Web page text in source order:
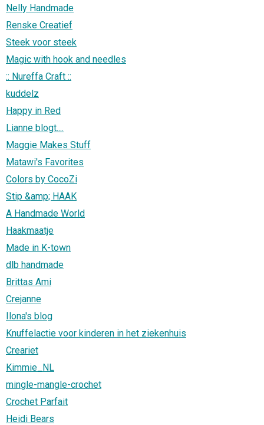
Nelly Handmade
Renske Creatief
Steek voor steek
Magic with hook and needles
:: Nureffa Craft ::
kuddelz
Happy in Red
Lianne blogt....
Maggie Makes Stuff
Matawi's Favorites
Colors by CocoZi
Stip &amp; HAAK
A Handmade World
Haakmaatje
Made in K-town
dlb handmade
Brittas Ami
Crejanne
Ilona's blog
Knuffelactie voor kinderen in het ziekenhuis
Creariet
Kimmie_NL
mingle-mangle-crochet
Crochet Parfait
Heidi Bears